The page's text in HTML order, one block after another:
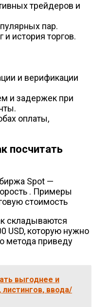
трейдеров и
пар.
и история торгов.
и верификации
и задержек при
оплаты,
посчитать
складываются
USD, которую нужно
метода приведу
выгоднее и
ввода/